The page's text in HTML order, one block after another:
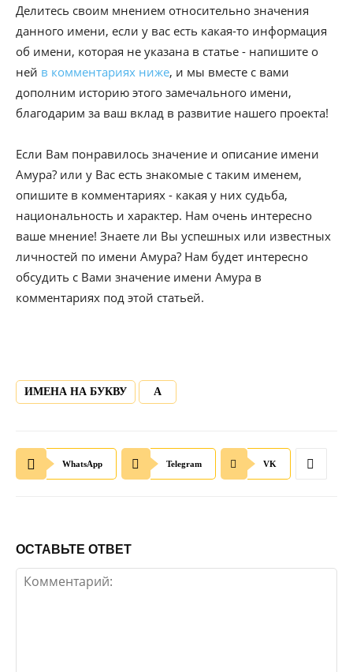
Делитесь своим мнением относительно значения
данного имени, если у вас есть какая-то информация
об имени, которая не указана в статье - напишите о
ней в комментариях ниже, и мы вместе с вами
дополним историю этого замечального имени,
благодарим за ваш вклад в развитие нашего проекта!
Если Вам понравилось значение и описание имени
Амура? или у Вас есть знакомые с таким именем,
опишите в комментариях - какая у них судьба,
национальность и характер. Нам очень интересно
ваше мнение! Знаете ли Вы успешных или известных
личностей по имени Амура? Нам будет интересно
обсудить с Вами значение имени Амура в
комментариях под этой статьей.
ИМЕНА НА БУКВУ А
WhatsApp Telegram VK
ОСТАВЬТЕ ОТВЕТ